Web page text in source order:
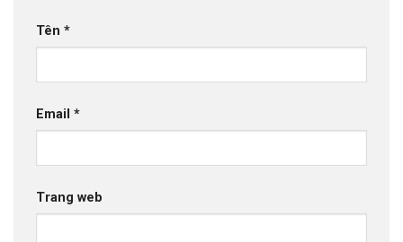
Tên *
Email *
Trang web